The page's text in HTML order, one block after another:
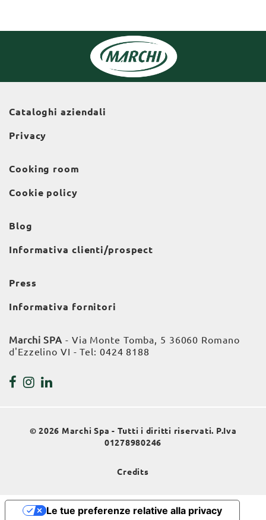
Cataloghi aziendali
Privacy
Cooking room
Cookie policy
Blog
Informativa clienti/prospect
Press
Informativa fornitori
Marchi SPA - Via Monte Tomba, 5 36060 Romano
d'Ezzelino VI - Tel: 0424 8188
© 2026 Marchi Spa - Tutti i diritti riservati. P.Iva
01278980246
Credits
Le tue preferenze relative alla privacy